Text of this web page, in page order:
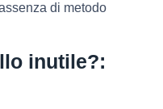
di metodo
inutile?: